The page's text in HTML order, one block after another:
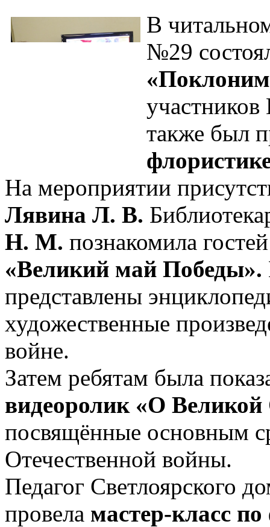
В
№29
также был
На мероприятии
Лявина Л. В.
Н. М. познакомила
«Великий май Победы».
представлены
художественные
войне.
Затем ребятам была
видеоролик «О Великой
посвящённые основным
Отечественной войны.
Педагог Светлоярского
провела мастер-класс